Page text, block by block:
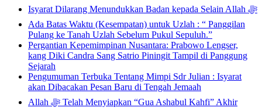
Isyarat Dilarang Menundukkan Badan kepada Selain Allah ﷻ
Ada Batas Waktu (Kesempatan) untuk Uzlah : “ Panggilan
Pulang ke Tanah Uzlah Sebelum Pukul Sepuluh.”
Pergantian Kepemimpinan Nusantara: Prabowo Lengser,
kang Diki Candra Sang Satrio Piningit Tampil di Panggung
Sejarah
Pengumuman Terbuka Tentang Mimpi Sdr Julian : Isyarat
akan Dibacakan Pesan Baru di Tengah Jemaah
Allah ﷻ Telah Menyiapkan “Gua Ashabul Kahfi” Akhir